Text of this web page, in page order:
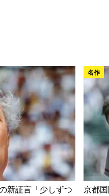
新証言「少しずつ
名作
京都